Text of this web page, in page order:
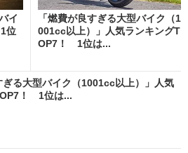
イ
位
「燃費が良すぎる大型バイク（1
001cc以上）」人気ランキングT
OP7！ 1位は...
ぎる大型バイク（1001cc以上）」人気
！ 1位は...